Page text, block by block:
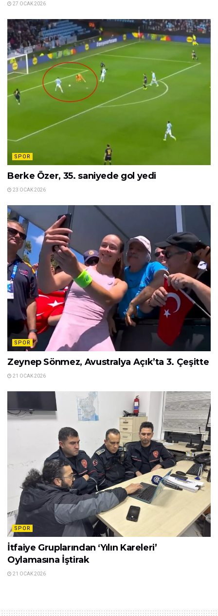
27 OCAK 2026
SPOR
Berke Özer, 35. saniyede gol yedi
23 OCAK 2026
SPOR
Zeynep Sönmez, Avustralya Açık’ta 3. Çeşitte
21 OCAK 2026
SPOR
İtfaiye Gruplarından ‘Yılın Kareleri’
Oylamasına İştirak
21 OCAK 2026